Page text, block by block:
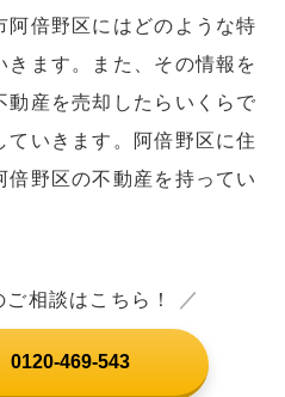
阿倍野区にはどのような特
ます。また、その情報を
動産を売却したらいくらで
いきます。阿倍野区に住
野区の不動産を持ってい
相談はこちら！ ／
0120-469-543